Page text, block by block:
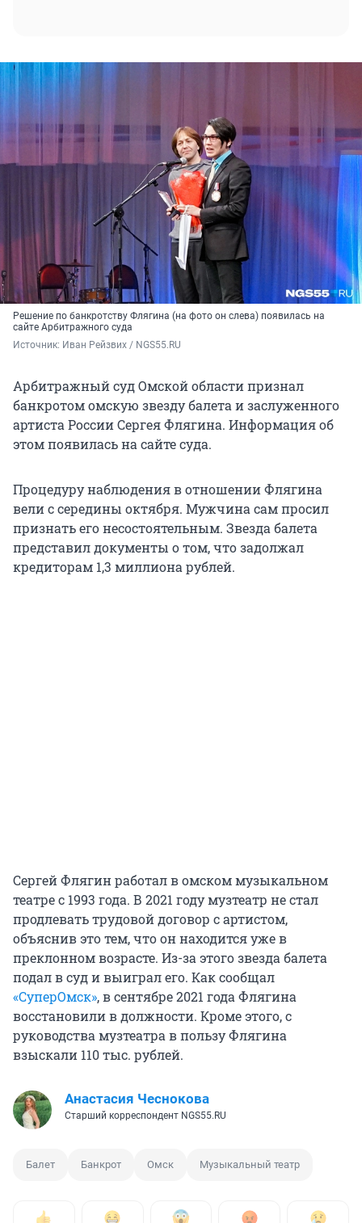
Решение по банкротству Флягина (на фото он слева) появилась на
сайте Арбитражного суда
Источник: Иван Рейзвих / NGS55.RU
Арбитражный суд Омской области признал
банкротом омскую звезду балета и заслуженного
артиста России Сергея Флягина. Информация об
этом появилась на сайте суда.
Процедуру наблюдения в отношении Флягина
вели с середины октября. Мужчина сам просил
признать его несостоятельным. Звезда балета
представил документы о том, что задолжал
кредиторам 1,3 миллиона рублей.
Сергей Флягин работал в омском музыкальном
театре с 1993 года. В 2021 году музтеатр не стал
продлевать трудовой договор с артистом,
объяснив это тем, что он находится уже в
преклонном возрасте. Из-за этого звезда балета
подал в суд и выиграл его. Как сообщал
«СуперОмск», в сентябре 2021 года Флягина
восстановили в должности. Кроме этого, с
руководства музтеатра в пользу Флягина
взыскали 110 тыс. рублей.
Анастасия Чеснокова
Старший корреспондент NGS55.RU
Балет Банкрот Омск Музыкальный театр